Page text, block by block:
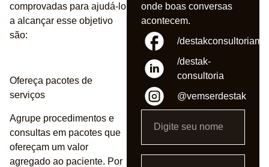
onde boas conversas
acontecem.
/
/destak-
consultoria
@vemserdestak
comprovadas para ajudá-lo
a alcançar esse objetivo
são:
Ofereça pacotes de
serviços
Agrupe procedimentos e
consultas em pacotes que
ofereçam um valor
agregado ao paciente. Por